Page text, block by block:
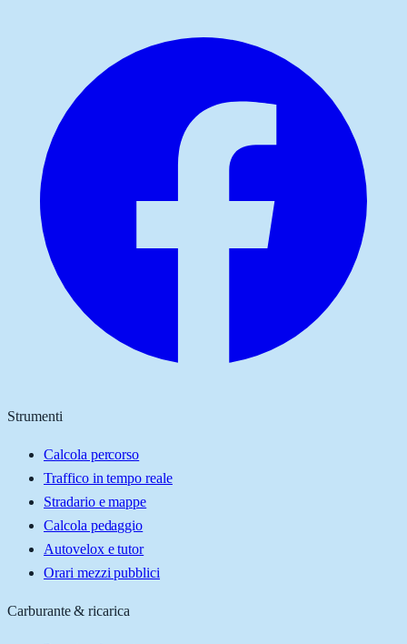
Strumenti
Calcola percorso
Traffico in tempo reale
Stradario e mappe
Calcola pedaggio
Autovelox e tutor
Orari mezzi pubblici
Carburante & ricarica